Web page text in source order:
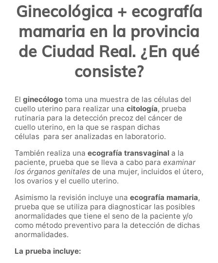
Ginecológica + ecografía
mamaria en la provincia
de Ciudad Real. ¿En qué
consiste?
El ginecólogo toma una muestra de las células del
cuello uterino para realizar una citología, prueba
rutinaria para la detección precoz del cáncer de
cuello uterino, en la que se raspan dichas
células para ser analizadas en laboratorio.
También realiza una ecografía transvaginal a la
paciente, prueba que se lleva a cabo para examinar
los órganos genitales de una mujer, incluidos el útero,
los ovarios y el cuello uterino.
Asimismo la revisión incluye una ecografía mamaria,
prueba que se utiliza para diagnosticar las posibles
anormalidades que tiene el seno de la paciente y/o
como método preventivo para la detección de dichas
anormalidades.
La prueba incluye: